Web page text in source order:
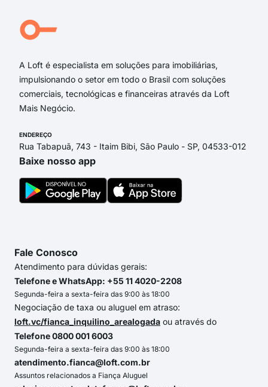
A Loft é especialista em soluções para imobiliárias,
impulsionando o setor em todo o Brasil com soluções
comerciais, tecnológicas e financeiras através da Loft
Mais Negócio.
ENDEREÇO
Rua Tabapuã, 743 - Itaim Bibi, São Paulo - SP, 04533-012
Baixe nosso app
Fale Conosco
Atendimento para dúvidas gerais:
Telefone e WhatsApp: +55 11 4020-2208
Segunda-feira a sexta-feira das 9:00 às 18:00
Negociação de taxa ou aluguel em atraso:
loft.vc/fianca_inquilino_arealogada ou através do
Telefone 0800 001 6003
Segunda-feira a sexta-feira das 9:00 às 18:00
atendimento.fianca@loft.com.br
Assuntos relacionados a Fiança Aluguel